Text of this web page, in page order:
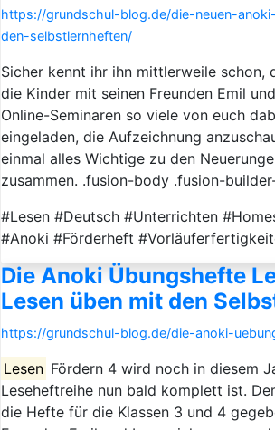
https://grundschul-blog.de/die-neuen-
den-selbstlernheften/
Sicher kennt ihr ihn mittlerweile schon,
die Kinder mit seinen Freunden Emil
Online-Seminaren so viele von euch
eingeladen, die Aufzeichnung
einmal alles Wichtige zu den
zusammen. .fusion-body .fusion-
#Lesen #Deutsch #Unterrichten
#Anoki #Förderheft
Die Anoki Übungshefte
Lesen üben mit den
https://grundschul-blog.de/die-anoki-
Lesen Fördern 4 wird noch in diesem
Leseheftreihe nun bald komplett ist.
die Hefte für die Klassen 3 und 4